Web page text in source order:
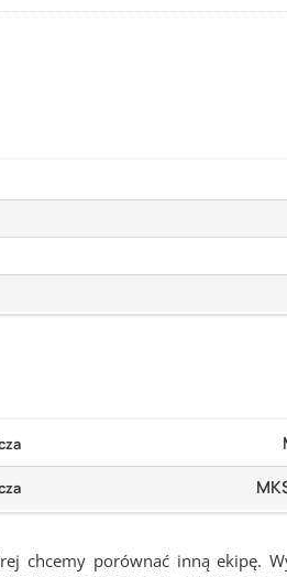
chcemy porównać inną ekipę.